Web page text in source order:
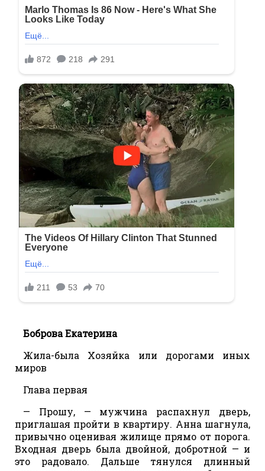
Боброва Екатерина
Жила-была Хозяйка или дорогами иных
миров
Глава первая
— Прошу, — мужчина распахнул дверь,
приглашая пройти в квартиру. Анна шагнула,
привычно оценивая жилище прямо от порога.
Входная дверь была двойной, добротной — и
это радовало. Дальше тянулся длинный